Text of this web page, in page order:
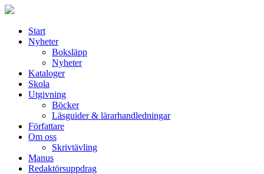
Start
Nyheter
Boksläpp
Nyheter
Kataloger
Skola
Utgivning
Böcker
Läsguider & lärarhandledningar
Författare
Om oss
Skrivtävling
Manus
Redaktörsuppdrag